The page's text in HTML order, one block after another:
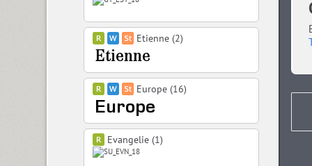
Etienne (2)
Europe (16)
Evangelie (1)